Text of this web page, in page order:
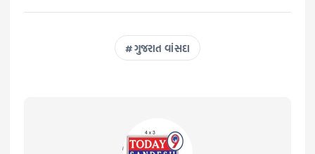
ગુજરાત વાંસદા